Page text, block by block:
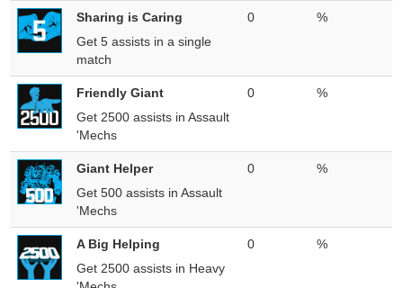
Sharing is Caring
Get 5 assists in a single
match
0 %
Friendly Giant
Get 2500 assists in Assault
'Mechs
0 %
Giant Helper
Get 500 assists in Assault
'Mechs
0 %
A Big Helping
Get 2500 assists in Heavy
0 %